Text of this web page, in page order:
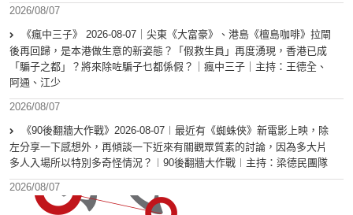
2026/08/07
《瘋中三子》 2026-08-07｜尖東《大富豪》、港島《檀島咖啡》拉閘
後再回歸，是本港做生意的新姿態？「假救生員」再度湧現，香港已成
「騙子之都」？將來除咗騙子乜都係假？｜瘋中三子｜主持：王德全、
阿通、江少
2026/08/07
《90後翻牆大作戰》2026-08-07︱最近有《蜘蛛俠》新電影上映，除
左分享一下感想外，再傾談一下近來有關觀眾質素的討論，因為多大片
多人入場所以特別多奇怪情況？︱90後翻牆大作戰︱主持：梁德民團隊
2026/08/07